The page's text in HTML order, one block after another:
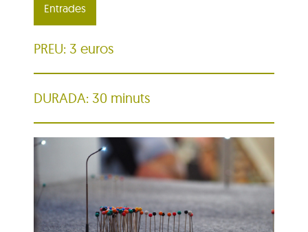
Entrades
PREU: 3 euros
DURADA: 30 minuts